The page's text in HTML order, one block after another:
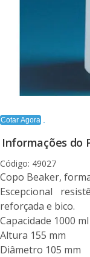
Cotar Agora
Informações do
Código: 49027
Copo Beaker,
Escepcional
reforçada e bico.
Capacidade 1000 ml
Altura 155 mm
Diâmetro 105 mm